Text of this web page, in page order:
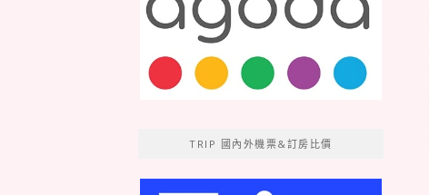
TRIP 國內外機票&訂房比價